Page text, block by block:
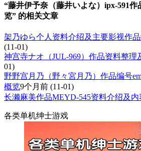
“藤井伊予奈（藤井いよな）ipx-591
览” 的相关文章
架乃ゆら个人资料介绍及主要影视作
(11-01)
神宫寺ナオ（JUL-969）作品资料整理
01)
野野宫月乃（野々宮月乃）作品编号
概览9个月前 (11-01)
长濑麻美作品MEYD-545资料介绍及内
各类单机绅士游戏